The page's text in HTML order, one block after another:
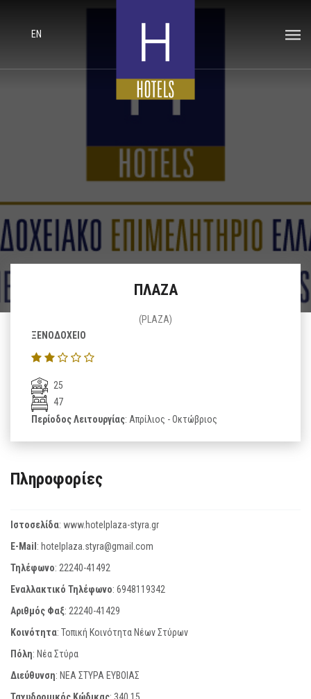
EN
ΠΛΑΖΑ
(PLAZA)
ΞΕΝΟΔΟΧΕΙΟ
25
47
Περίοδος Λειτουργίας: Απρίλιος - Οκτώβριος
Πληροφορίες
Ιστοσελίδα: www.hotelplaza-styra.gr
E-Mail: hotelplaza.styra@gmail.com
Τηλέφωνο: 22240-41492
Εναλλακτικό Τηλέφωνο: 6948119342
Αριθμός Φαξ: 22240-41429
Κοινότητα: Τοπική Κοινότητα Νέων Στύρων
Πόλη: Νέα Στύρα
Διεύθυνση: ΝΕΑ ΣΤΥΡΑ ΕΥΒΟΙΑΣ
Ταχυδρομικός Κώδικας: 340 15